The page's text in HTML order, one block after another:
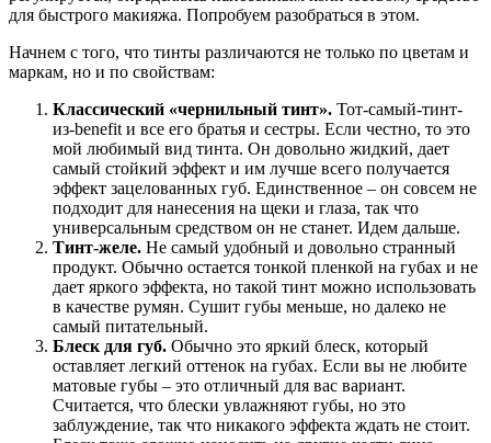
для быстрого макияжа. Попробуем разобраться в этом.
Начнем с того, что тинты различаются не только по цветам и
маркам, но и по свойствам:
Классический «чернильный тинт». Тот-самый-тинт-
из-benefit и все его братья и сестры. Если честно, то это
мой любимый вид тинта. Он довольно жидкий, дает
самый стойкий эффект и им лучше всего получается
эффект зацелованных губ. Единственное – он совсем не
подходит для нанесения на щеки и глаза, так что
универсальным средством он не станет. Идем дальше.
Тинт-желе. Не самый удобный и довольно странный
продукт. Обычно остается тонкой пленкой на губах и не
дает яркого эффекта, но такой тинт можно использовать
в качестве румян. Сушит губы меньше, но далеко не
самый питательный.
Блеск для губ. Обычно это яркий блеск, который
оставляет легкий оттенок на губах. Если вы не любите
матовые губы – это отличный для вас вариант.
Считается, что блески увлажняют губы, но это
заблуждение, так что никакого эффекта ждать не стоит.